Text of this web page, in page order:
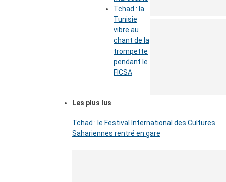
Tchad : la
Tunisie
vibre au
chant de la
trompette
pendant le
FICSA
Les plus lus
Tchad : le Festival International des Cultures
Sahariennes rentré en gare